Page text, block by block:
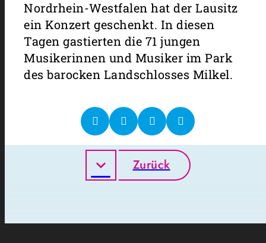
Nordrhein-Westfalen hat der Lausitz
ein Konzert geschenkt. In diesen
Tagen gastierten die 71 jungen
Musikerinnen und Musiker im Park
des barocken Landschlosses Milkel.
Zurück